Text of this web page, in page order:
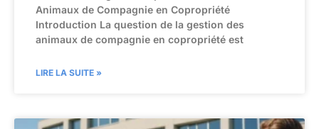
Animaux de Compagnie en Copropriété
Introduction La question de la gestion des
animaux de compagnie en copropriété est
LIRE LA SUITE »